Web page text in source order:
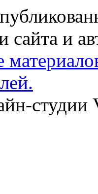
сайта и
студии